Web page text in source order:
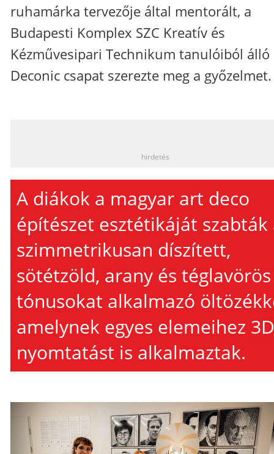
ruhamárka tervezője által mentorált, a
Budapesti Komplex SZC Kreatív és
Kézművesipari Technikum tanulóiból álló
Deconic csapat szerezte meg a győzelmet.
hirdetés
A diákok a magyar art deco
építészet esztétikáját szabták
szimmetrikusan díszített,
sötétzöld, arany és téglavörös
tónusokat alkalmazó
amelynek egyes elemeihez 3D
nyomtatást is alkalmaztak.